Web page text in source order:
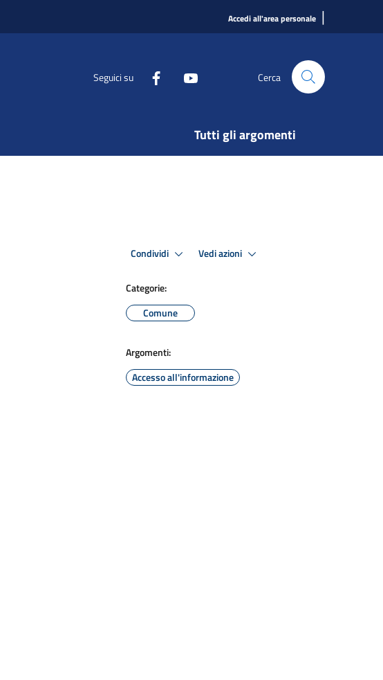
Accedi all'area personale |
Seguici su Cerca
Tutti gli argomenti
Condividi Vedi azioni
Categorie:
Comune
Argomenti:
Accesso all'informazione